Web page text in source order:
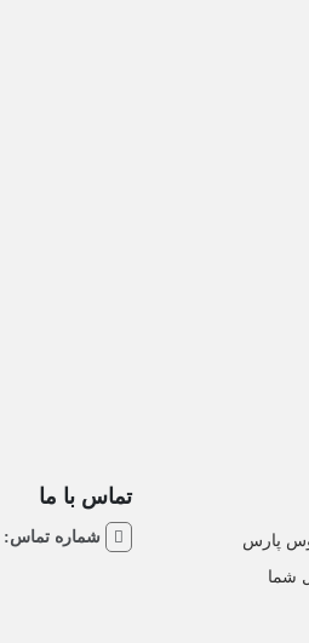
پارس
شما
تماس با ما
شماره تماس: